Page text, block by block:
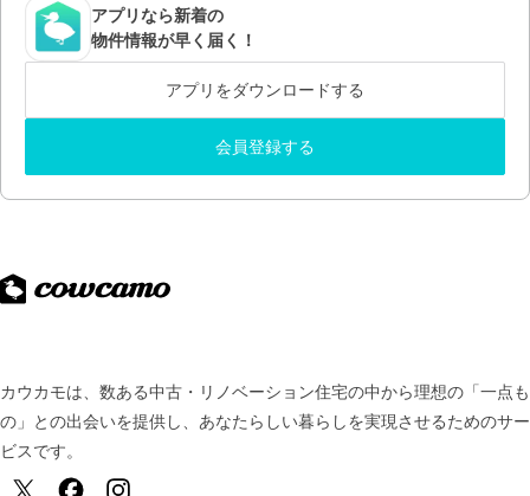
アプリなら新着の
物件情報が早く届く！
アプリをダウンロードする
会員登録する
カウカモは、数ある中古・リノベーション住宅の中から理想の「一点も
の」との出会いを提供し、 あなたらしい暮らしを実現させるためのサー
ビスです。